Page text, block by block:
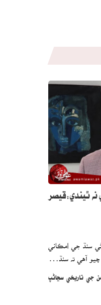
نه ٿيندي:قيصر
سنڌ جي امڪاني
چيو آهي ته سنڌ…
جي تاريخي سڃاڻپ